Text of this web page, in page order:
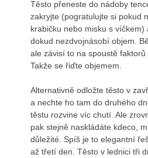
Těsto přeneste do nádoby
zakryjte (pogratulujte si pokud
krabičku nebo misku s víčkem)
dokud nezdvojnásobí objem.
ale závisí to na spoustě faktorů
Takže se řiďte objemem.
Alternativně odložte těsto v
a nechte ho tam do druhého
těstu rozvine víc chutí. Ale
pak stejně naskládáte kdeco,
důležité. Spíš je to elegantní
až třetí den. Těsto v lednici tři